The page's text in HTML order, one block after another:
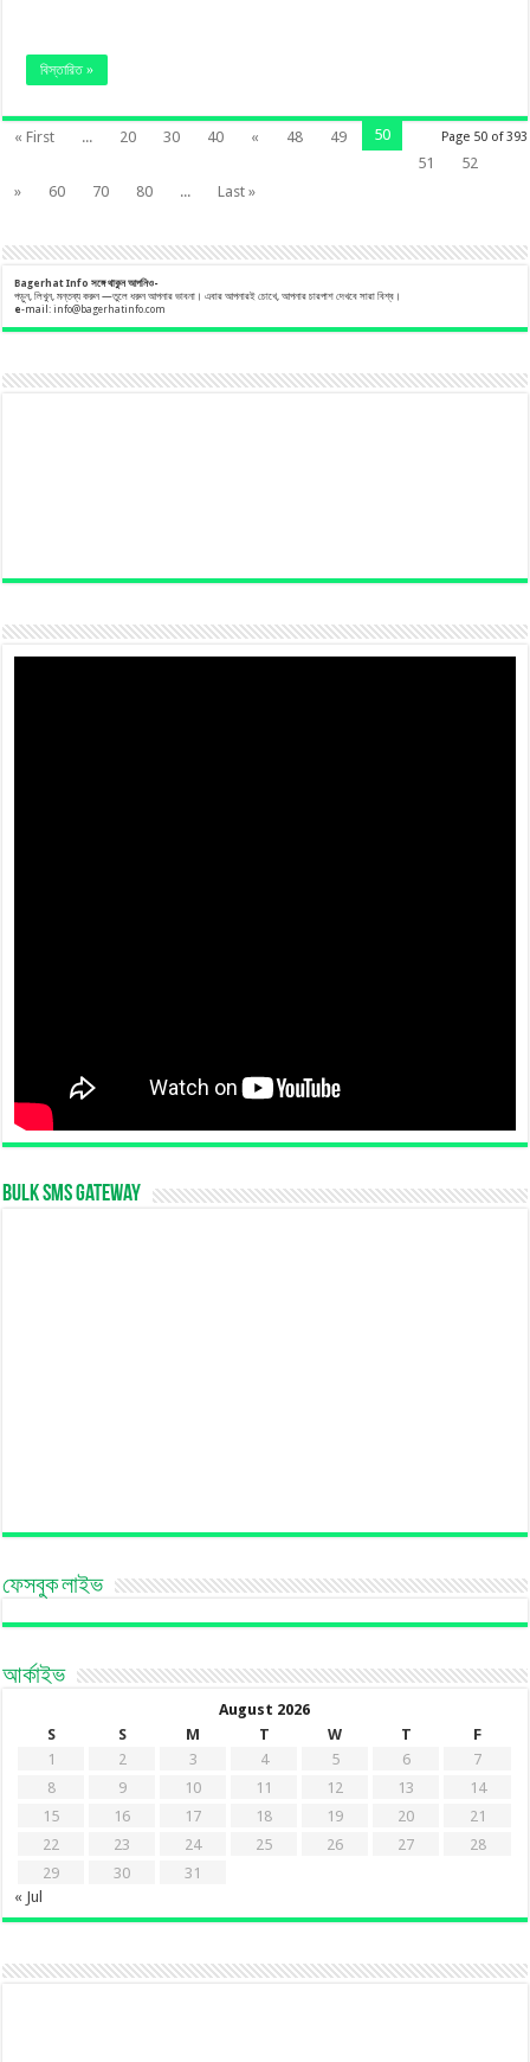
বিস্তারিত »
Page 50 of 393
« First ... 20 30 40 « 48 49
50
51
52
»
60 70 80 ... Last »
Bagerhat Info সঙ্গেথাকুনআপনিও-
পড়ুন, লিখুন, মন্তব্য করুন —তুলে ধরুন আপনার ভাবনা। এবার আপনারই চোখে, আপনার চারপাশ দেখবে সারা বিশ্ব।
e-mail:info@bagerhatinfo.com
Bulk SMS Gateway
ফেসবুক লাইভ
আর্কাইভ
August 2026
S
S M T W T
F
1
2 3 4 5 6
7
8
9 10 11 12 13
14
15
16 17 18 19 20
21
22
23 24 25 26 27
28
29
30
31
« Jul